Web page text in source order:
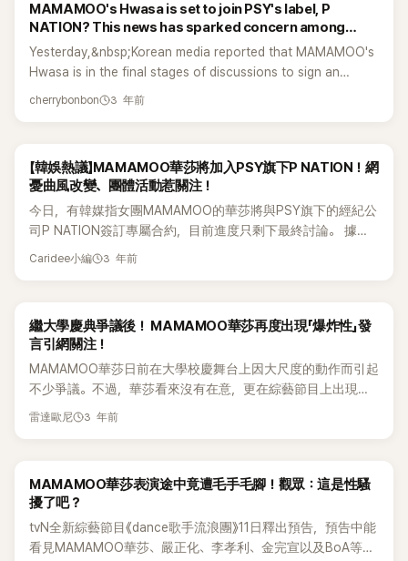
作尺度被家長們直批太過火，引起「學生家長人權保護團體」不
滿，以涉嫌公然教壞學生為由向警方舉報華莎。 對此，華莎的
經紀公司P NATION在同一天只表示警方正在進行事前討論，
其他的並未作出任何回應，包括華莎本人。 小編： 韓網友真是
看透每人的心😆😆😆
據告發狀指該團體主張：「華莎的行為讓人聯想19禁的關係，讓
人感到羞恥，不符合編舞的脈絡，更無法被視為藝術行為。」 據
指，目前警方已介入審理案件，後續若有必要會傳招被告人進
行調查，而華莎的所屬經紀公司則表示：「正在與警方進行案件
討論。」 華莎今年5月12日在成均館大學的慶典舞臺上表演，而
膽，但大學生也是成年人，所以沒有問題」展開了爭論。 而最近
華莎也與PSY的演藝企劃公司Pnation簽訂了專屬合約，幾會有
新的出發。同時亦傳出正與年長12年的企業家熱戀的緋聞，華
莎也大方承認戀情。 小編：沒想到事情發展成這樣！🧐
MAMAMOO's Hwasa is set to join PSY's label, P
NATION? This news has sparked concern among
fans!
Yesterday,&nbsp;Korean media reported that MAMAMOO's
Hwasa is in the final stages of discussions to sign an
exclusive contract with PSY's management company, P
provide Hwasa the opportunity to pursue her solo career,
tapping into her potential and receiving support from the
label. However, if Hwasa does depart from her current
agency, RBW, fans are highly concerned about the future
direction of MAMAMOO. Comments such as "What will
so it should be okay." However, there are also netizens
expressing concerns about Hwasa's musical style
potentially changing. Comments such as "I'm not sure if
joining P NATION is the best choice... The songs released
under PSY's label tend to have his distinctive style. I hope
these worries. There are also many netizens expressing
different opinions. Some comment, "Didn't everyone leave
P NATION?!" Others say, "It seems like a good fit for
Hwasa!" and "I hope she releases popular and great songs!"
cherrybonbon 3 年前
【韓娛熱議】MAMAMOO華莎將加入PSY旗下P NATION！網
憂曲風改變、團體活動惹關注！
今日，有韓媒指女團MAMAMOO的華莎將與PSY旗下的經紀公
司P NATION簽訂專屬合約，目前進度只剩下最終討論。 據
指，華莎與現在所屬公司RBW的合約將於6月底結束，PSY和P
麼辦？」、也有網友指：「反正MAMAMOO在其他公司也可以有
團體巡演或演唱會，所以應該沒關係吧」。 但也有網友擔心華
莎的曲風會改變：「不知道加入P NATION是否好的選擇⋯⋯出來
的歌曲都是PSY的風格，總之希望能有適合華莎的音樂！」、
「Jessi在P NATION出的歌都很好聽吧？我覺得不錯，屬於PSY
的華莎，在2019年以Solo歌手身份出道，歌曲《TWIT》也創下
亮眼佳績，之後的《Maria》、《Don't Give Me》也相當成功，成
為年輕人的洗腦神曲。 目前華莎和大前輩金元萱、李孝利、嚴
正化、BoA寶兒出演《DANCE歌手流浪團》，一起在全國各地巡
Caridee小編 3 年前
繼大學慶典爭議後！ MAMAMOO華莎再度出現「爆炸性」發
言引網關注！
MAMAMOO華莎日前在大學校慶舞台上因大尺度的動作而引起
不少爭議。不過，華莎看來沒有在意，更在綜藝節目上出現爆
炸性發言，引起網友們關注。 18日tvN綜藝《舞蹈歌手流浪團》
莎表演骨盆舞時，她以「請讓我回家」為由拒絕了。 接著，李孝
利突然大爆華莎想要做脫衣舞秀。華莎也不掩飾地大膽地發言
說：「我們要變得更放蕩不羈，將之前沒法享受的才藝都展現出
來吧」，此言一出吸引了網友們的目光。 此前，華莎最近因在某
雷達歐尼 3 年前
MAMAMOO華莎表演途中竟遭毛手毛腳！觀眾：這是性騷
擾了吧？
tvN全新綜藝節目《dance歌手流浪團》11日釋出預告，預告中能
看見MAMAMOO華莎、嚴正化、李孝利、金完宣以及BoA等人